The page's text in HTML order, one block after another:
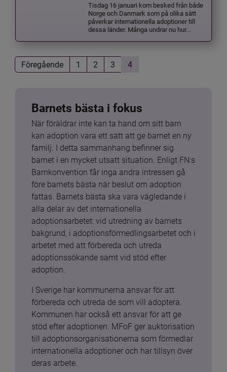
Tisdag 16 januari kom besked från både
Norge och Danmark som på olika sätt
påverkar internationella adoptioner till
dessa länder. Många undrar nu hur...
Föregående 1 2 3 4
Barnets bästa i fokus
När föräldrar inte kan ta hand om sitt barn
kan adoption vara ett sätt att ge barnet en ny
familj. I detta sammanhang befinner sig
barnet i en mycket utsatt situation. Enligt FN:s
Barnkonvention får inga andra intressen gå
före barnets bästa när beslut om adoption
fattas. Barnets bästa ska vara vägledande i
alla delar av det internationella
adoptionsarbetet: vid utredning av barnets
bakgrund, i adoptionsförmedlingsarbetet och i
arbetet med att förbereda och utreda
adoptionssökande samt vid stöd efter
adoption.
I Sverige har kommunerna ansvar för att
förbereda och utreda de som vill adoptera.
Kommunen har också ett ansvar för att ge
stöd efter adoptionen. MFoF ger auktorisation
till adoptionsorganisationerna som förmedlar
internationella adoptioner och har tillsyn över
deras arbete.